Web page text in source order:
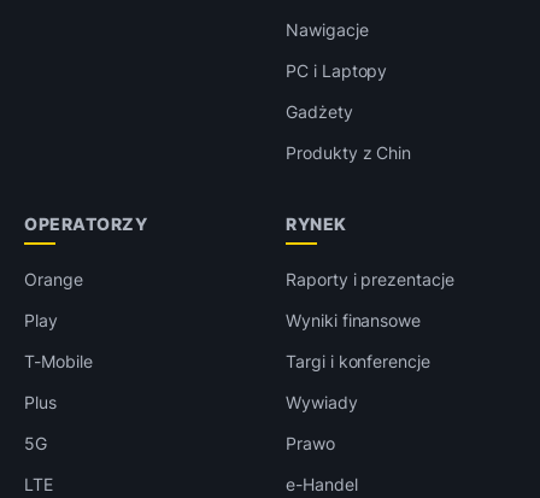
Nawigacje
PC i Laptopy
Gadżety
Produkty z Chin
OPERATORZY
Orange
Play
T-Mobile
Plus
5G
LTE
RYNEK
Raporty i prezentacje
Wyniki finansowe
Targi i konferencje
Wywiady
Prawo
e-Handel